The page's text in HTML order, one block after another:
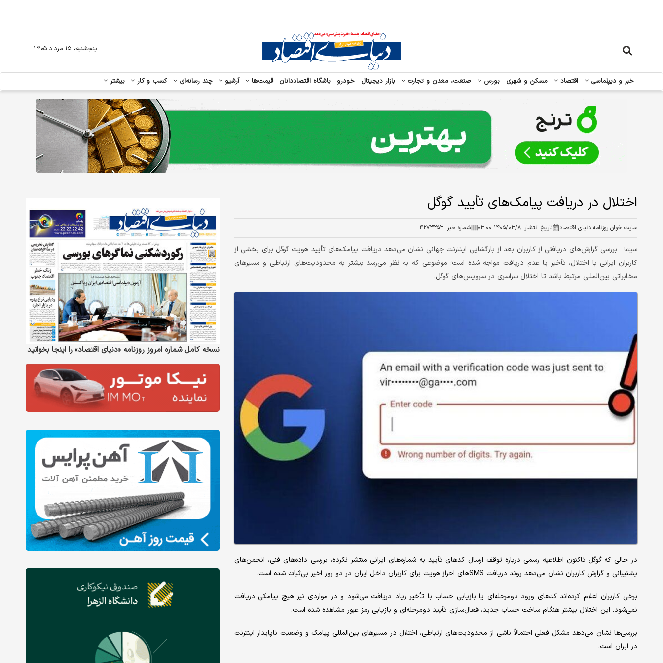
خبر و دیپلماسی اقتصاد مسکن و شهری بورس صنعت، معدن و تجارت بازار دیجیتال خودرو باشگاه اقتصاددانان قیمت‌ها آرشیو چند رسانه‌ای کسب و کار بیشتر
پنجشنبه، ۱۵ مرداد ۱۴۰۵
اختلال در دریافت پیامک‌های تأیید گوگل
سایت خوان روزنامه دنیای اقتصاد تاریخ انتشار :۱۴۰۵/۰۳/۸ ۰۳:۰۰ شماره خبر :۴۲۷۳۲۵۳
سیتنا : بررسی گزارش‌های دریافتی از کاربران بعد از بازگشایی اینترنت جهانی نشان می‌دهد دریافت پیامک‌های تأیید هویت گوگل برای بخشی از
کاربران ایرانی با اختلال، تأخیر یا عدم دریافت مواجه شده است؛ موضوعی که به نظر می‌رسد بیشتر به محدودیت‌های ارتباطی و مسیرهای
مخابراتی بین‌المللی مرتبط باشد تا اختلال سراسری در سرویس‌های گوگل.
در حالی که گوگل تاکنون اطلاعیه رسمی درباره توقف ارسال کدهای تأیید به شماره‌های ایرانی منتشر نکرده، بررسی داده‌های فنی، انجمن‌های
پشتیبانی و گزارش کاربران نشان می‌دهد روند دریافت SMSهای احراز هویت برای کاربران داخل ایران در دو روز اخیر بی‌ثبات‌ شده است.
برخی کاربران اعلام کرده‌اند کدهای ورود دومرحله‌ای یا بازیابی حساب با تأخیر زیاد دریافت می‌شود و در مواردی نیز هیچ پیامکی دریافت
نمی‌شود. این اختلال بیشتر هنگام ساخت حساب جدید، فعال‌سازی تأیید دومرحله‌ای و بازیابی رمز عبور مشاهده شده است.
بررسی‌ها نشان می‌دهد مشکل فعلی احتمالاً ناشی از محدودیت‌های ارتباطی، اختلال در مسیرهای بین‌المللی پیامک و وضعیت ناپایدار اینترنت
در ایران است.
نسخه کامل شماره امروز روزنامه «دنیای‌ اقتصاد» را اینجا بخوانید